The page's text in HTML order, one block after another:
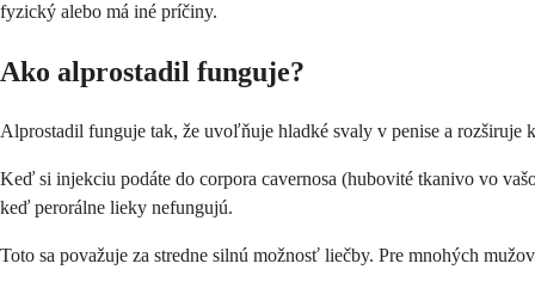
fyzický alebo má iné príčiny.
Ako alprostadil funguje?
Alprostadil funguje tak, že uvoľňuje hladké svaly v penise a
Keď si injekciu podáte do corpora cavernosa (hubovité tkanivo vo
keď perorálne lieky nefungujú.
Toto sa považuje za stredne silnú možnosť liečby. Pre mnohých